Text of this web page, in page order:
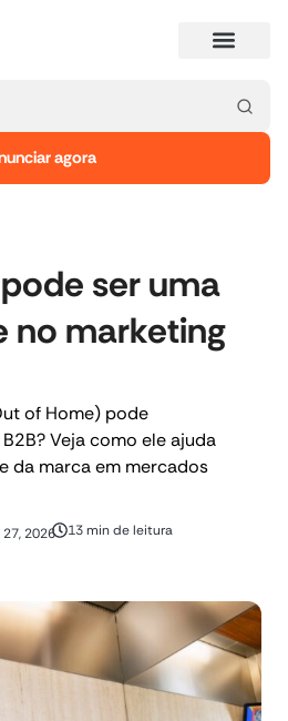
agora
ser uma
no marketing
of Home) pode
Veja como ele ajuda
da marca em mercados
2026 13 min de leitura